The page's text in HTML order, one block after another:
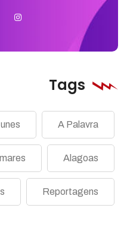
Tags
A Palavra
Alagoas
Reportagens